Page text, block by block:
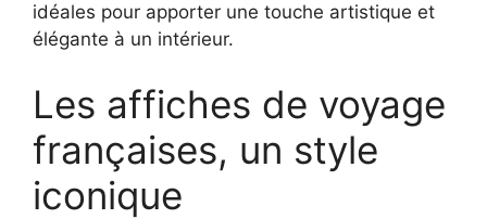
idéales pour apporter une touche artistique et
élégante à un intérieur.
Les affiches de voyage
françaises, un style
iconique